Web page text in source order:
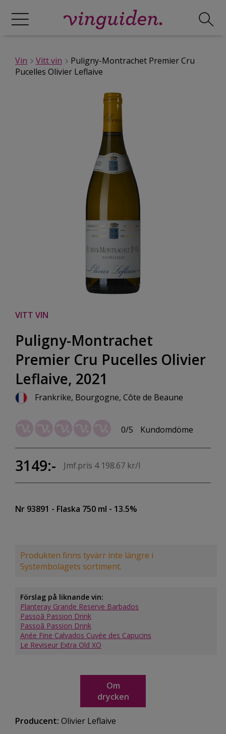
Vin Vitt vin
Puligny-Montrachet Premier Cru
Pucelles Olivier Leflaive
VITT VIN
Puligny-Montrachet
Premier Cru Pucelles Olivier
Leflaive, 2021
Frankrike, Bourgogne, Côte de Beaune
0/5 Kundomdöme
3149:- Jmf.pris 4 198.67 kr/l
Nr 93891 - Flaska 750 ml - 13.5%
Produkten finns tyvärr inte längre i
Systembolagets sortiment.
Förslag på liknande vin:
Planteray Grande Reserve Barbados
Passoã Passion Drink
Passoã Passion Drink
Anée Fine Calvados Cuvée des Capucins
Le Reviseur Extra Old XO
Om
drycken
Producent: Olivier Leflaive